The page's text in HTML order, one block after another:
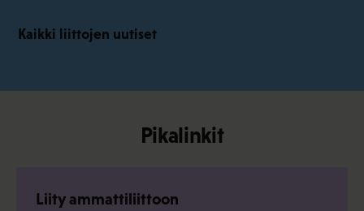
Kaikki liittojen uutiset
Pikalinkit
Liity ammattiliittoon